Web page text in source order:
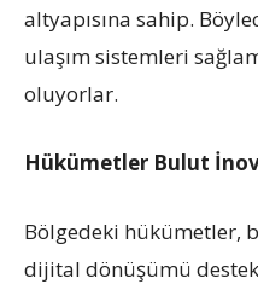
altyapısına sahip.
ulaşım sistemleri
oluyorlar.
Hükümetler Bulut
Bölgedeki hükümetler,
dijital dönüşümü